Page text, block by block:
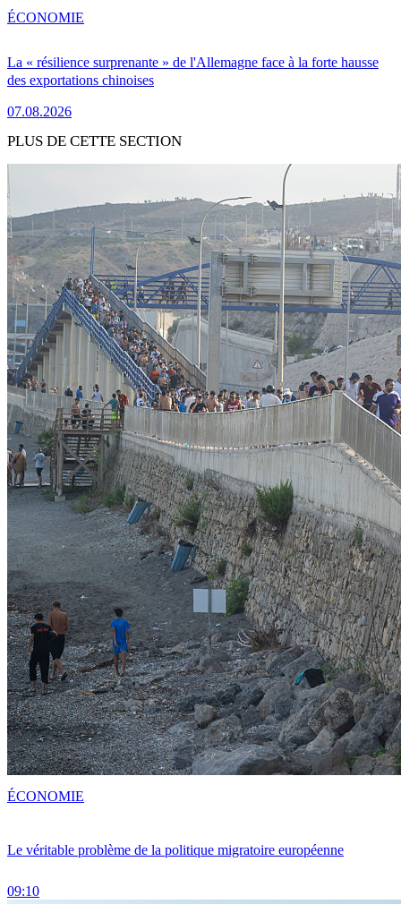
La « résilience surprenante » de l'Allemagne face à la forte hausse
des exportations chinoises
07.08.2026
ÉCONOMIE
PLUS DE CETTE SECTION
Le véritable problème de la politique migratoire européenne
09:10
ÉCONOMIE